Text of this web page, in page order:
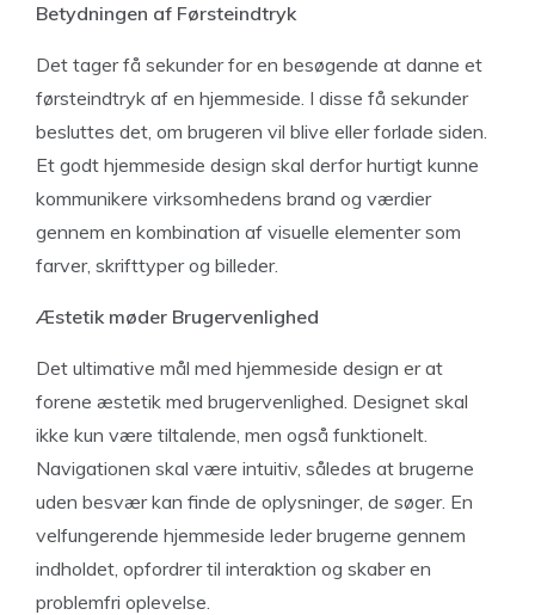
Betydningen af Førsteindtryk
Det tager få sekunder for en besøgende at danne et
førsteindtryk af en hjemmeside. I disse få sekunder
besluttes det, om brugeren vil blive eller forlade siden.
Et godt hjemmeside design skal derfor hurtigt kunne
kommunikere virksomhedens brand og værdier
gennem en kombination af visuelle elementer som
farver, skrifttyper og billeder.
Æstetik møder Brugervenlighed
Det ultimative mål med hjemmeside design er at
forene æstetik med brugervenlighed. Designet skal
ikke kun være tiltalende, men også funktionelt.
Navigationen skal være intuitiv, således at brugerne
uden besvær kan finde de oplysninger, de søger. En
velfungerende hjemmeside leder brugerne gennem
indholdet, opfordrer til interaktion og skaber en
problemfri oplevelse.